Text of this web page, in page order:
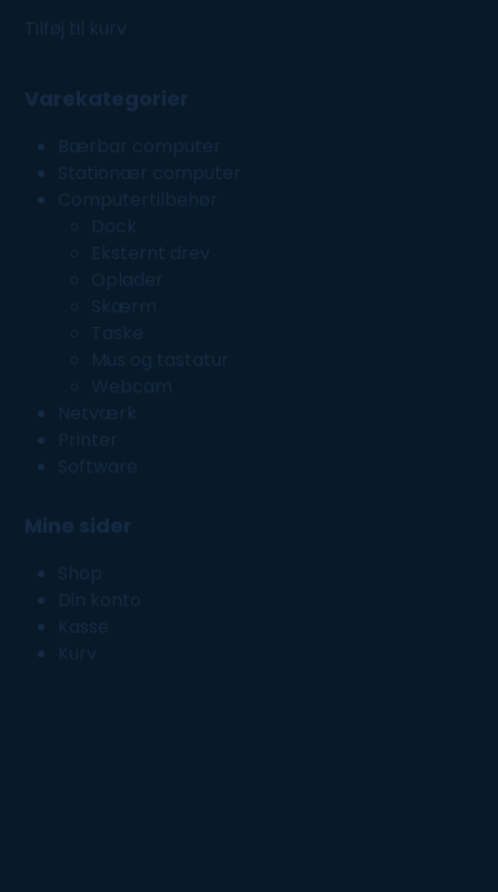
Tilføj til kurv
Varekategorier
Bærbar computer
Stationær computer
Computertilbehør
Dock
Eksternt drev
Oplader
Skærm
Taske
Mus og tastatur
Webcam
Netværk
Printer
Software
Mine sider
Shop
Din konto
Kasse
Kurv